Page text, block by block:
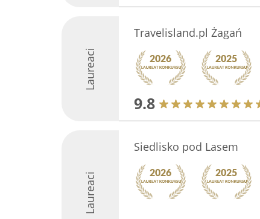
Laureaci
Travelisland.pl Żagań
9.8
Laureaci
Siedlisko pod Lasem